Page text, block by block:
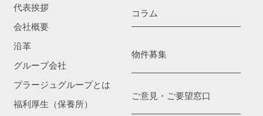
代表挨拶
会社概要
沿革
グループ会社
プラージュグループとは
福利厚生（保養所）
コラム
物件募集
ご意見・ご要望窓口